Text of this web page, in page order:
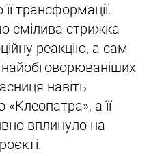
трансформації.
смілива стрижка
реакцію, а сам
найобговорюваніших
навіть
а її
вплинуло на